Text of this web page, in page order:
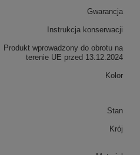
Gwarancja
Instrukcja konserwacji
Produkt wprowadzony do obrotu na
terenie UE przed 13.12.2024
Kolor
Stan
Krój